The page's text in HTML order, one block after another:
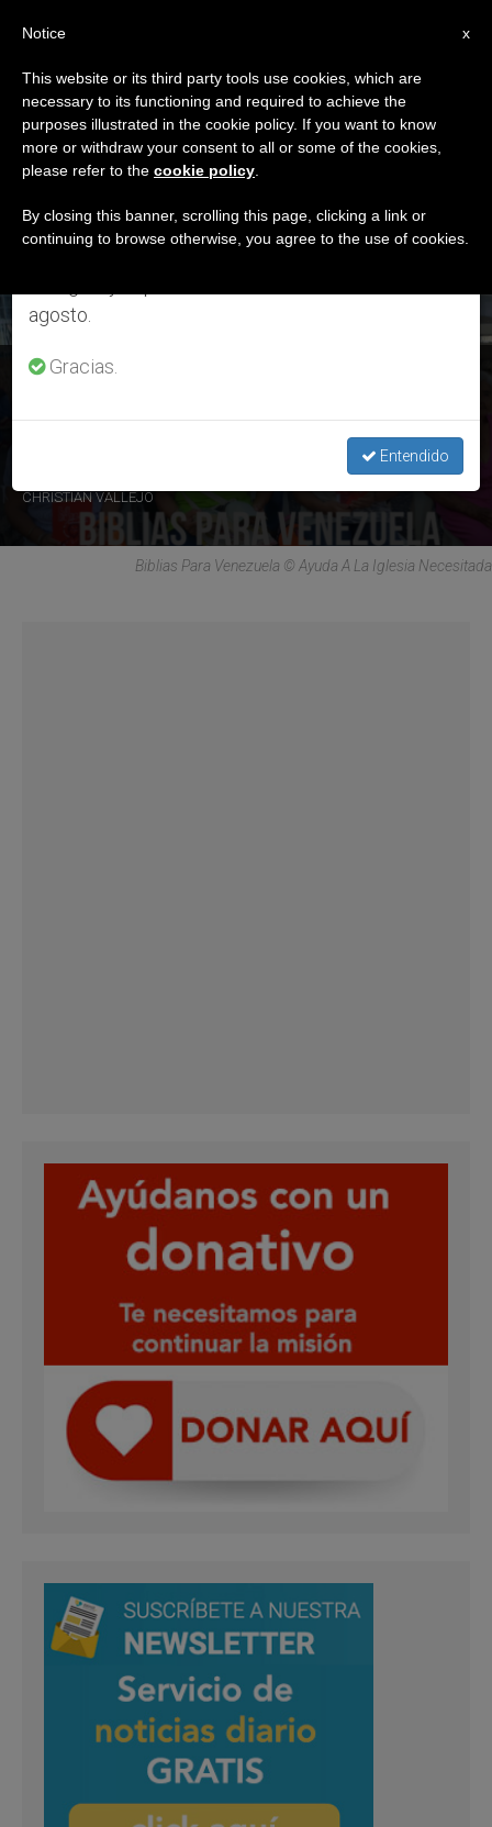
ETIQUETA
Posts Tagged
‘acarigua’
ÚLTIMAS NOTICIAS
Biblias para Venezuela: “El pan que más alimenta y la mejor
CHRISTIAN VALLEJO
Biblias Para Venezuela © Ayuda A La Iglesia Necesitada
×
Aviso importante
Del 27 de julio al 7 de agosto haremos la pausa
anual, aprovechando que en el periodo de verano
se generan menos informaciones y también el
agosto.
Gracias.
Entendido
x
Notice
This website or its third party tools use cookies, which are
necessary to its functioning and required to achieve the
purposes illustrated in the cookie policy. If you want to know
more or withdraw your consent to all or some of the cookies,
please refer to the cookie policy
By closing this banner, scrolling this page, clicking a link or
continuing to browse otherwise, you agree to the use of cookies.